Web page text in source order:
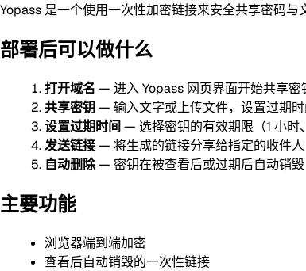
Yopass 是一个使用一次性加密链接来安全共享密码与
部署后可以做什么
打开域名 — 进入 Yopass 网页界面开始共享密
共享密钥— 输入文字或上传文件，设置过期
设置过期时间 — 选择密钥的有效期限（1 小时
发送链接— 将生成的链接分享给指定的收件人
自动删除— 密钥在被查看后或过期后自动销毁
主要功能
浏览器端到端加密
查看后自动销毁的一次性链接